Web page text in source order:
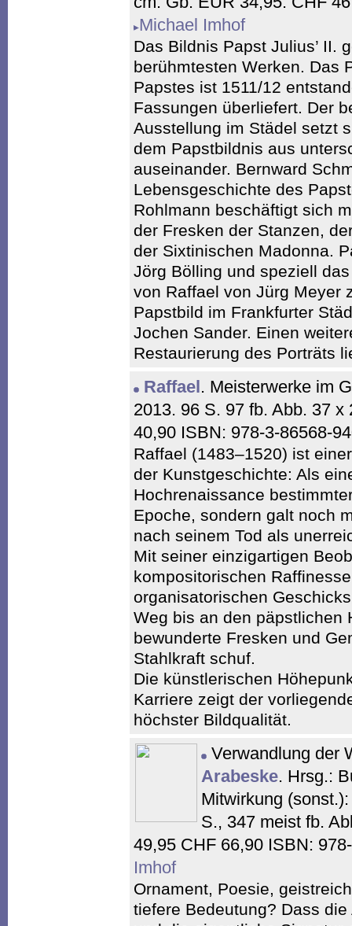
Michael Imhof
Das Bildnis Papst Julius’ II.
berühmtesten Werken. Das
Papstes ist 1511/12
Fassungen überliefert. Der
Ausstellung im Städel setzt
dem Papstbildnis aus
auseinander. Bernward
Lebensgeschichte des
Rohlmann beschäftigt sich
der Fresken der Stanzen,
der Sixtinischen Madonna.
Jörg Bölling und speziell
von Raffael von Jürg Meyer
Papstbild im Frankfurter
Jochen Sander. Einen
Restaurierung des Porträts
Raffael. Meisterwerke im
2013. 96 S. 97 fb. Abb. 37
40,90 ISBN: 978-3-86568-
Raffael (1483–1520) ist
der Kunstgeschichte: Als
Hochrenaissance
Epoche, sondern galt noch
nach seinem Tod als
Mit seiner einzigartigen
kompositorischen
organisatorischen
Weg bis an den päpstlichen
bewunderte Fresken und
Stahlkraft schuf.
Die künstlerischen
Karriere zeigt der
höchster Bildqualität.
Verwandlung der
Arabeske. Hrsg.:
Mitwirkung
S., 347 meist fb.
49,95 CHF 66,90 ISBN:
Imhof
Ornament, Poesie,
tiefere Bedeutung? Dass